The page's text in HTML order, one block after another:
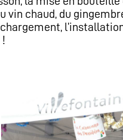
vin chaud, du